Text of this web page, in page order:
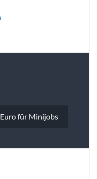
für Minijobs